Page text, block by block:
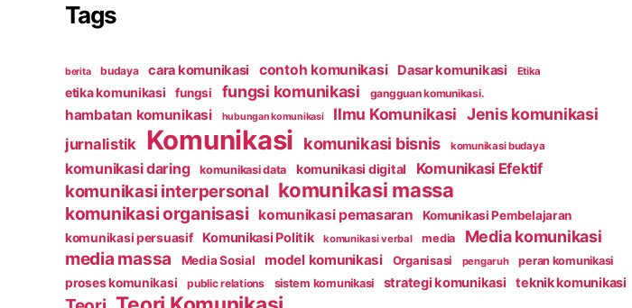
Tags
berita budaya cara komunikasi contoh komunikasi Dasar komunikasi Etika
etika komunikasi fungsi fungsi komunikasi gangguan komunikasi.
hambatan komunikasi hubungan komunikasi Ilmu Komunikasi Jenis komunikasi
jurnalistik Komunikasi komunikasi bisnis komunikasi budaya
komunikasi daring komunikasi data komunikasi digital Komunikasi Efektif
komunikasi interpersonal komunikasi massa
komunikasi organisasi komunikasi pemasaran
Komunikasi Pembelajaran
komunikasi persuasif
Komunikasi Politik komunikasi verbal media Media komunikasi
media massa Media Sosial model komunikasi Organisasi pengaruh peran komunikasi
proses komunikasi public relations sistem komunikasi strategi komunikasi teknik komunikasi